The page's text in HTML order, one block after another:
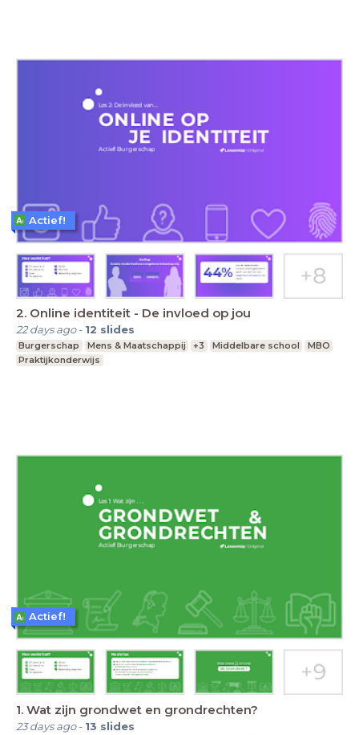
2. Online identiteit - De invloed op jou
22 days ago- 12 slides
Burgerschap Mens & Maatschappij +3 Middelbare school
MBO
Praktijkonderwijs
Actief!
1. Wat zijn grondwet en grondrechten?
23 days ago- 13 slides
Actief!